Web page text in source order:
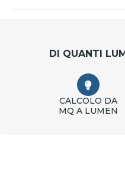
DI QUANTI
CALCOLO DA
MQ A LUMEN